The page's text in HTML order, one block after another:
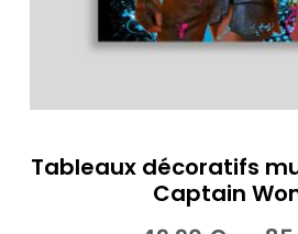
Tableaux décoratifs
Captain